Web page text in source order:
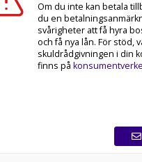
Om du inte kan betala
du en
svårigheter att få hyra
och få nya lån. För stöd,
skuldrådgivningen i din
finns på